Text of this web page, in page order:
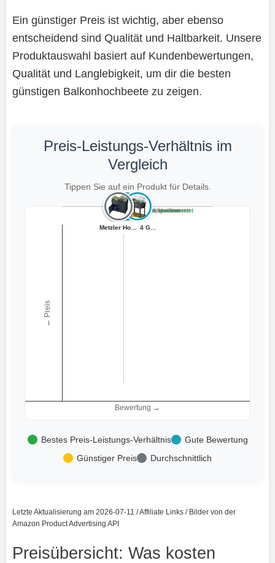
Ein günstiger Preis ist wichtig, aber ebenso
entscheidend sind Qualität und Haltbarkeit. Unsere
Produktauswahl basiert auf Kundenbewertungen,
Qualität und Langlebigkeit, um dir die besten
günstigen Balkonhochbeete zu zeigen.
Preis-Leistungs-Verhältnis im
Vergleich
Tippen Sie auf ein Produkt für Details.
Bewertung →
← Preis
Teuer, gut bewertet
Teuer, schlecht bewertet
Preiswert, gut bewertet
Preiswert, schlecht bewertet
KESSER® Hochbee... Ondis24 Garten ...
Bestes Preis-Leistungs-Verhältnis
Gute Bewertung
Günstiger Preis
Durchschnittlich
Letzte Aktualisierung am 2026-07-11 / Affiliate Links / Bilder von der
Amazon Product Advertising API
Preisübersicht: Was kosten